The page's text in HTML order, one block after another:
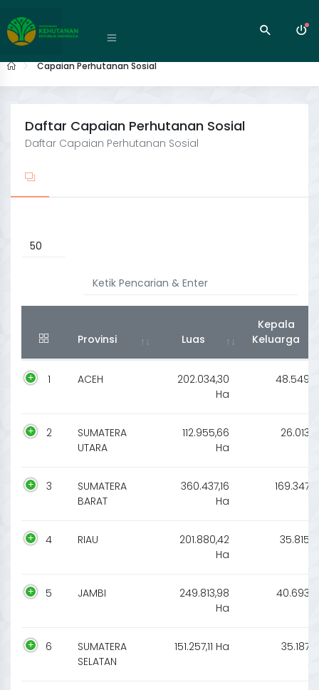
Capaian Perhutanan Sosial
Daftar Capaian Perhutanan Sosial
Daftar Capaian Perhutanan Sosial
Provinsi Luas
Kepala
Keluarga
1 ACEH
202.034,30
Ha
48.549
2
SUMATERA
UTARA
112.955,66
Ha
26.013
3
SUMATERA
BARAT
360.437,16
Ha
169.347
4 RIAU
201.880,42
Ha
35.815
5 JAMBI
249.813,98
Ha
40.693
6
SUMATERA
SELATAN
151.257,11 Ha 35.187